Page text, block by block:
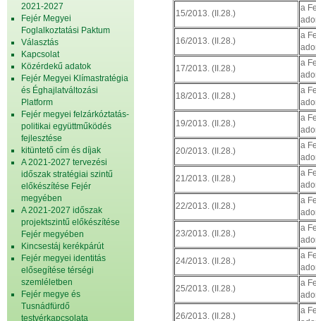
2021-2027
Fejér Megyei
Foglalkoztatási Paktum
Választás
Kapcsolat
Közérdekű adatok
Fejér Megyei Klímastratégia
és Éghajlatváltozási
Platform
Fejér megyei felzárkóztatás-
politikai együttműködés
fejlesztése
kitüntető cím és díjak
A 2021-2027 tervezési
időszak stratégiai szintű
előkészítése Fejér
megyében
A 2021-2027 időszak
projektszintű előkészítése
Fejér megyében
Kincsestáj kerékpárút
Fejér megyei identitás
elősegítése térségi
szemléletben
Fejér megye és
Tusnádfürdő
testvérkapcsolata
15/2013. (II.28.)
a
16/2013. (II.28.)
a
17/2013. (II.28.)
a
18/2013. (II.28.)
a
19/2013. (II.28.)
a
20/2013. (II.28.)
a
21/2013. (II.28.)
a
22/2013. (II.28.)
a
23/2013. (II.28.)
a
24/2013. (II.28.)
a
25/2013. (II.28.)
a
26/2013. (II.28.)
a